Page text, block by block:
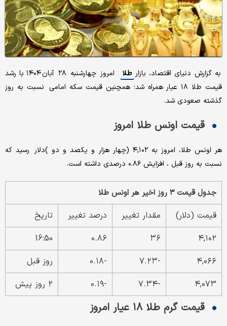
به گزارش دنیای اقتصاد، بازار طلا
امروز چهارشنبه ۲۸ آبان ۱۴۰۴ با رشد
قیمت طلا ۱۸ عیار همراه شد؛ همچنین قیمت سکه امامی نسبت به‌ روز
گذشته صعودی شد.
قیمت اونس طلا امروز
هر اونس طلا، امروز به ۴,۱۰۲ (چهار هزار و یکصد و دو )دلار رسید که
نسبت به روز قبل ، افزایش ۰.۸۶ درصدی داشته است.
جدول قیمت ۳ روز اخیر هر اونس طلا
قیمت (دلار) مقدار تغییر درصد تغییر
تاریخ
۴,۱۰۲
۳۶ ۰.۸۶
16:50
۴,۰۶۶
-۷.۲۳ -۰.۱۸
روز قبل
۴,۰۷۳
-۷.۳۴ -۰.۱۹ ۲ روز پیش
قیمت گرم طلا ۱۸ عیار امروز